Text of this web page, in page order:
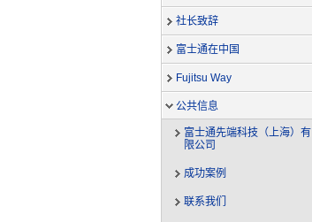
社长致辞
富士通在中国
Fujitsu Way
公共信息
富士通先端科技（上海）有
限公司
成功案例
联系我们